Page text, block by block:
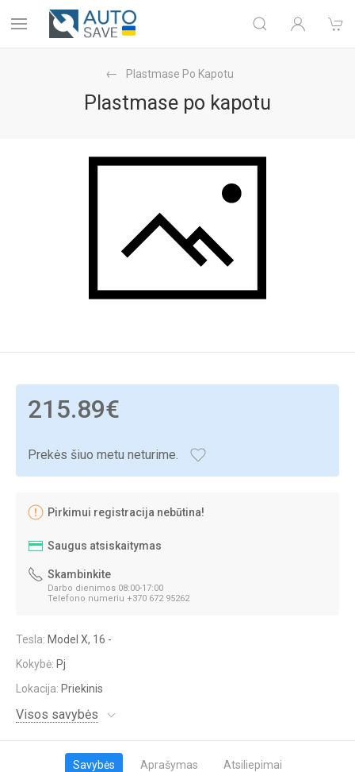
Plastmase Po Kapotu
Plastmase po kapotu
215.89€
Prekės šiuo metu neturime.
Pirkimui registracija nebūtina!
Saugus atsiskaitymas
Skambinkite
Darbo dienimos 08:00-17:00
Telefono numeriu +370 672 95262
Tesla: Model X, 16 -
Kokybė: Pj
Lokacija: Priekinis
Visos savybės
Savybės Aprašymas Atsiliepimai